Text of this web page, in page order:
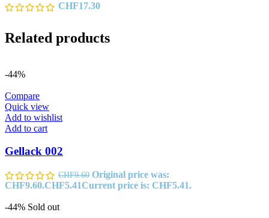
CHF17.30
Related products
-44%
Compare
Quick view
Add to wishlist
Add to cart
Gellack 002
CHF9.60 Original price was:
CHF9.60.CHF5.41Current price is: CHF5.41.
-44% Sold out